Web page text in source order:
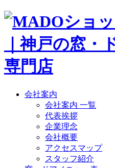
会社案内
会社案内 一覧
代表挨拶
企業理念
会社概要
アクセスマップ
スタッフ紹介